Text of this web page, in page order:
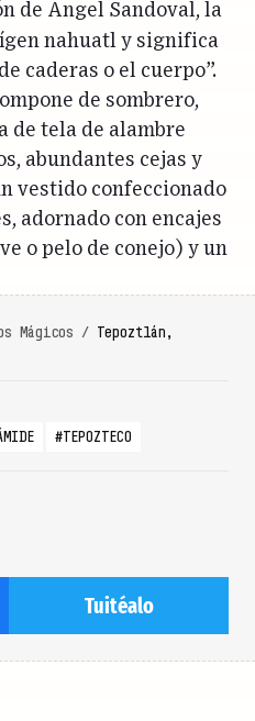
de Angel Sandoval, la
nahuatl y significa
caderas o el cuerpo”.
de sombrero,
de tela de alambre
abundantes cejas y
vestido confeccionado
adornado con encajes
o pelo de conejo) y un
Mágicos / Tepoztlán,
TEPOZTECO
Tuitéalo